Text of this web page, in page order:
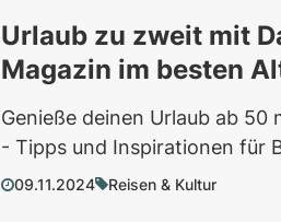
Urlaub zu zweit mit
Magazin im besten
Genieße deinen Urlaub ab 50
- Tipps und Inspirationen für
09.11.2024 Reisen & Kultur